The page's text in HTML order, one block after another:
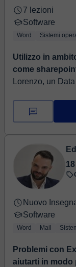
7 lezioni
Software
Word Sistemi
Utilizzo in
come
Lorenzo, un
complessi. Il
Nuovo
Software
Word Mail
Problemi con
aiutarti in modo